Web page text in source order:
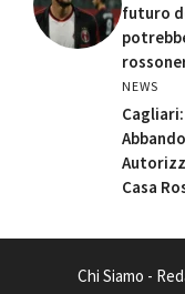
futuro
NEWS
Casa
Chi Siamo -